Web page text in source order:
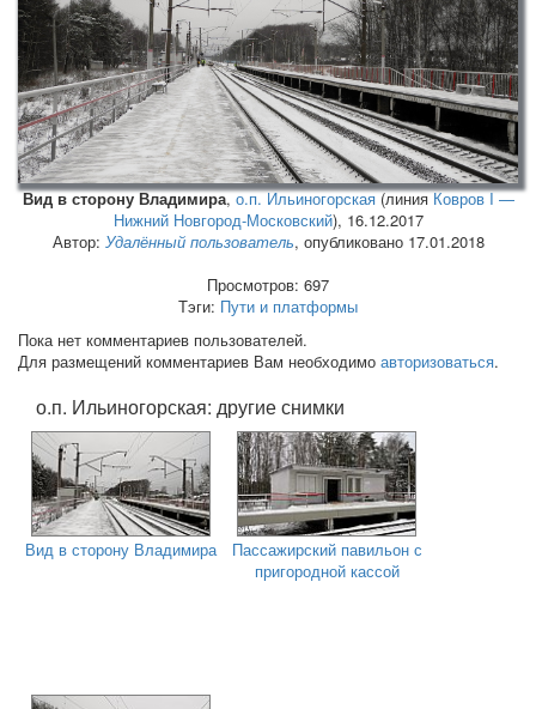
Вид в сторону Владимира,о.п. Ильиногорская (линияКовров I —
Нижний Новгород-Московский), 16.12.2017
Автор: Удалённый пользователь, опубликовано 17.01.2018
Просмотров: 697
Тэги: Пути и платформы
Пока нет комментариев пользователей.
Для размещений комментариев Вам необходимо авторизоваться.
о.п. Ильиногорская: другие снимки
Вид в сторону Владимира
Пассажирский павильон с
пригородной кассой